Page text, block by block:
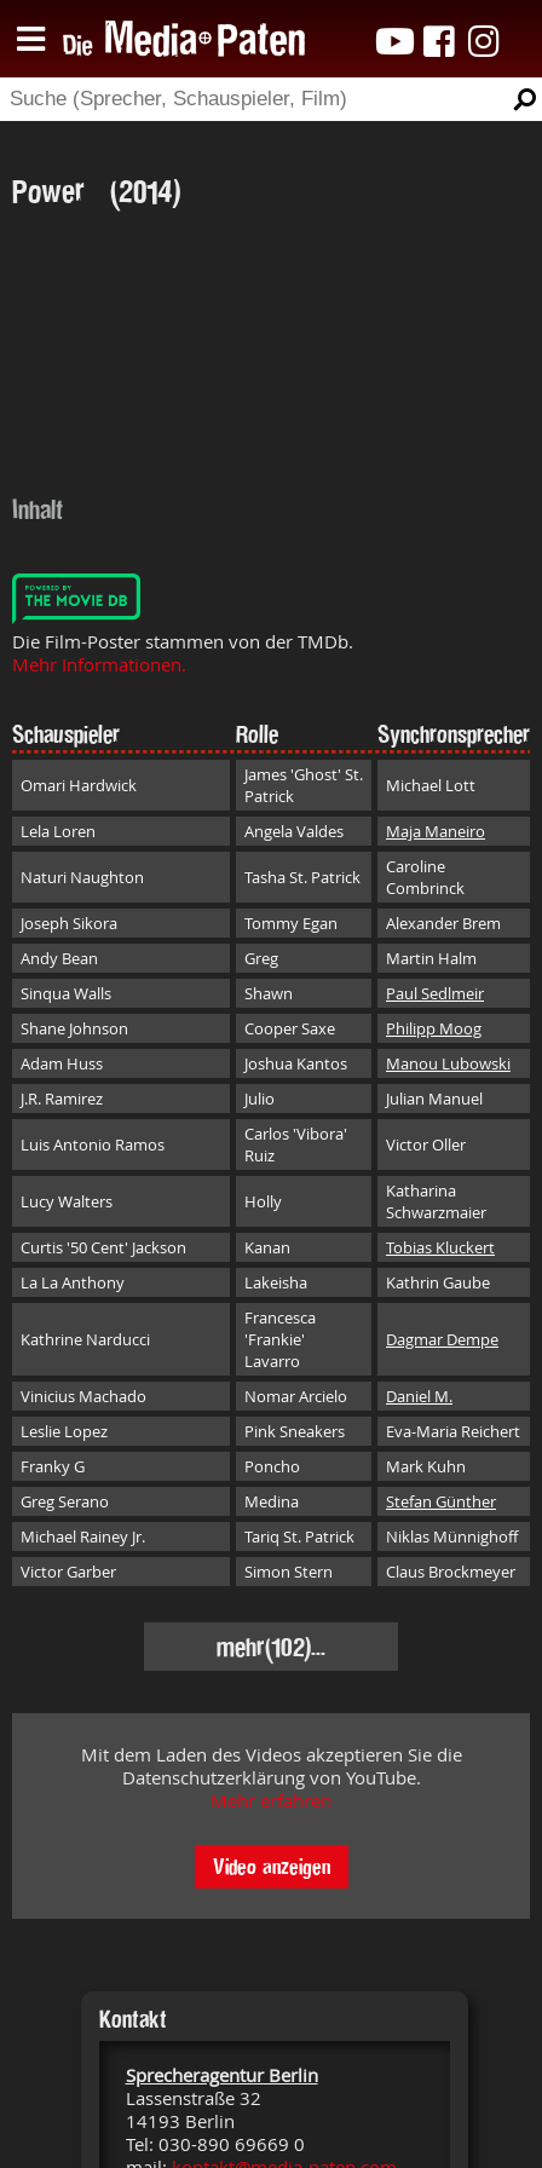
Power (2014)
Inhalt
Die Film-Poster stammen von der TMDb.
Mehr Informationen.
Schauspieler Rolle Synchronsprecher
Omari Hardwick
James 'Ghost' St.
Patrick
Michael Lott
Lela Loren Angela Valdes Maja Maneiro
Naturi Naughton Tasha St. Patrick
Caroline
Combrinck
Joseph Sikora
Tommy Egan
Alexander Brem
Andy Bean
Greg
Martin Halm
Sinqua Walls
Shawn
Paul Sedlmeir
Shane Johnson
Cooper Saxe
Philipp Moog
Adam Huss
Joshua Kantos
Manou Lubowski
J.R. Ramirez
Julio Julian Manuel
Luis Antonio Ramos
Carlos 'Vibora'
Ruiz
Victor Oller
Lucy Walters Holly
Katharina
Schwarzmaier
Curtis '50 Cent' Jackson
Kanan
Tobias Kluckert
La La Anthony
Lakeisha Kathrin Gaube
Kathrine Narducci
Francesca
'Frankie'
Lavarro
Dagmar Dempe
Vinicius Machado Nomar Arcielo
Daniel M.
Leslie Lopez
Pink Sneakers
Eva-Maria Reichert
Franky G
Poncho
Mark Kuhn
Greg Serano
Medina
Stefan Günther
Michael Rainey Jr.
Tariq St. Patrick
Niklas Münnighoff
Victor Garber
Simon Stern Claus Brockmeyer
mehr(102)...
Mit dem Laden des Videos akzeptieren Sie die
Datenschutzerklärung von YouTube.
Mehr erfahren
Video anzeigen
Kontakt
Sprecheragentur Berlin
Lassenstraße 32
14193 Berlin
Tel: 030-890 69669 0